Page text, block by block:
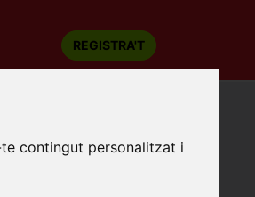
contingut personalitzat i
REGISTRA'T